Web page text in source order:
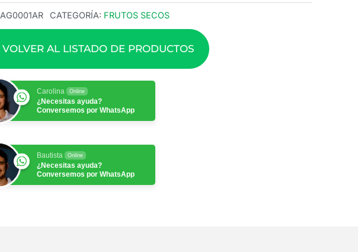
AG0001AR CATEGORÍA: FRUTOS SECOS
VOLVER AL LISTADO DE PRODUCTOS
Carolina Online
¿Necesitas ayuda?
Conversemos por WhatsApp
Bautista Online
¿Necesitas ayuda?
Conversemos por WhatsApp